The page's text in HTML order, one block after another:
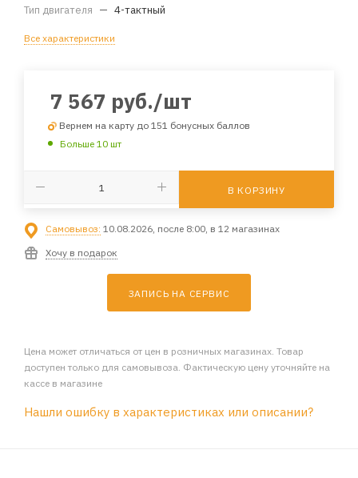
Тип двигателя — 4-тактный
Все характеристики
7 567 руб./шт
Вернем на карту до 151 бонусных баллов
Больше 10 шт
В КОРЗИНУ
Самовывоз: 10.08.2026, после 8:00, в 12 магазинах
Хочу в подарок
ЗАПИСЬ НА СЕРВИС
Цена может отличаться от цен в розничных магазинах. Товар
доступен только для самовывоза. Фактическую цену уточняйте на
кассе в магазине
Нашли ошибку в характеристиках или описании?